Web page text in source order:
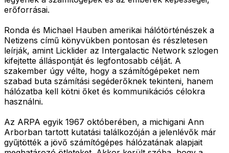
erőforrásai.
Ronda és Michael Hauben amerikai hálótörténészek a
Netizens című könyvükben pontosan és részletesen
leírják, amint Licklider az Intergalactic Network szlogen
kifejtette álláspontját és legfontosabb célját. A
szakember úgy vélte, hogy a számítógépeket nem
szabad buta számítási segéderőknek tekinteni, hanem
hálózatba kell kötni őket és kommunikációs célokra
használni.
Az ARPA egyik 1967 októberében, a michigani Ann
Arborban tartott kutatási találkozóján a jelenlévők már
gyűjtötték a jövő számítógépes hálózatának alapjait